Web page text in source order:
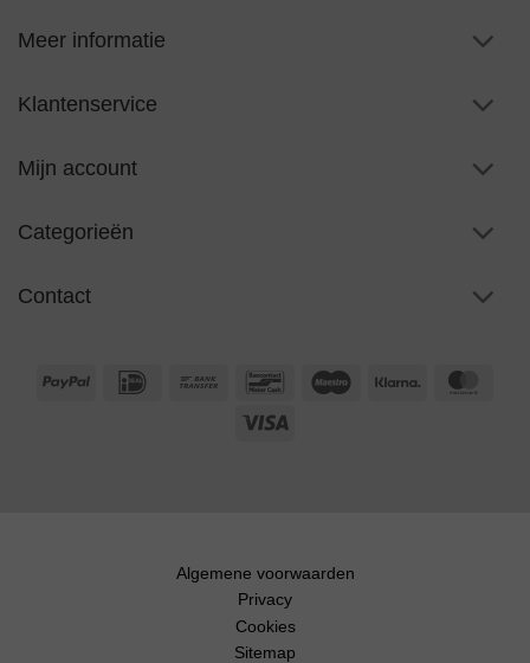
Meer informatie
Klantenservice
Mijn account
Categorieën
Contact
PayPal IDeal
Bank
BancontactMaestro Klarna
Algemene voorwaarden
Privacy
Cookies
Sitemap